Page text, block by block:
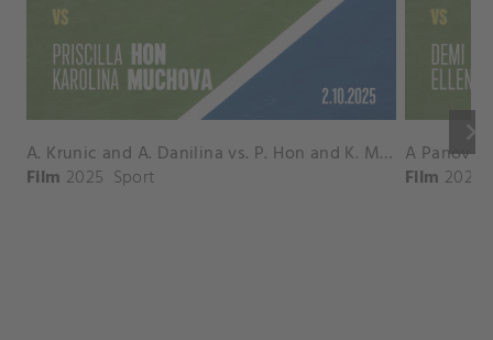
keyboard_arrow_right
A. Krunic and A. Danilina vs. P. Hon and K. Muchova Match Highlights - BEIJING_Capital Group Diamond ( October 02, 2025)
Film 2025 Sport Film 2026